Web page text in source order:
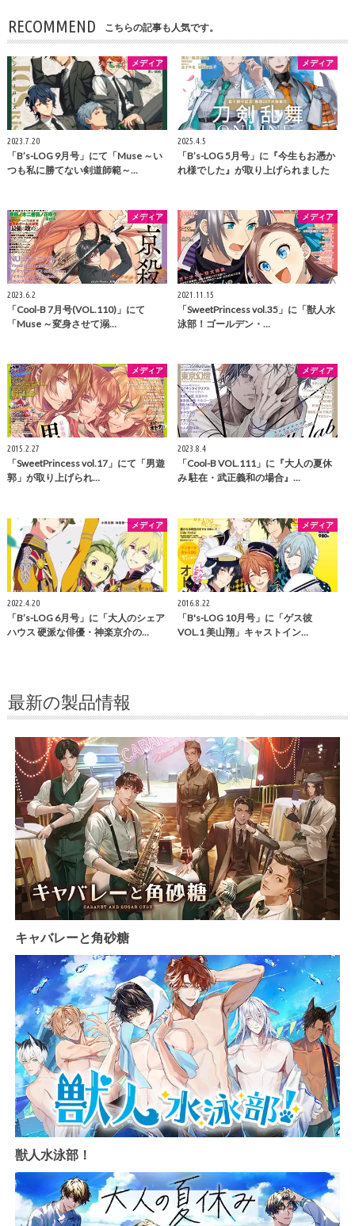
RECOMMEND こちらの記事も人気です。
メディア
2023.7.20
「B’s-LOG 9月号」にて「Muse ～い
つも私に勝てない剣道師範～…
メディア
2025.4.5
「B’s-LOG 5月号」に『今生もお憑か
れ様でした』が取り上げられました
メディア
2023.6.2
「Cool-B 7月号(VOL.110)」にて
「Muse ～変身させて溺…
メディア
2021.11.15
「SweetPrincess vol.35」に「獣人水
泳部！ゴールデン・…
メディア
2015.2.27
「SweetPrincess vol.17」にて「男遊
郭」が取り上げられ…
メディア
2023.8.4
「Cool-B VOL.111」に『大人の夏休
み 駐在・武正義和の場合』…
メディア
2022.4.20
「B’s-LOG 6月号」に「大人のシェア
ハウス 硬派な俳優・神楽京介の…
メディア
2016.8.22
「B's-LOG 10月号」に「ゲス彼
VOL.1 美山翔」キャストイン…
最新の製品情報
キャバレーと角砂糖
獣人水泳部！